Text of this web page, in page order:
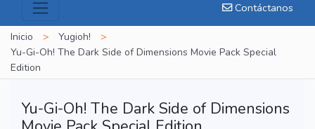
Contáctanos
Inicio > Yugioh!
>
Yu-Gi-Oh! The Dark Side of Dimensions Movie Pack Special
Edition
Yu-Gi-Oh! The Dark Side of Dimensions